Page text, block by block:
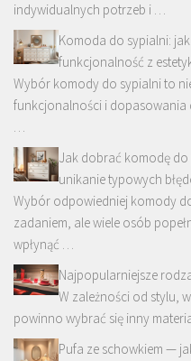
indywidualnych potrzeb i …
Komoda do sypialni:
funkcjonalność z
Wybór komody do sypialni to
funkcjonalności i dopasowania
…
Jak dobrać komodę
unikanie typowych
Wybór odpowiedniej komody
zadaniem, ale wiele osób
wpłynąć …
Najpopularniejsze
W zależności od stylu,
powinno wybrać się inny
Pufa ze schowkiem —